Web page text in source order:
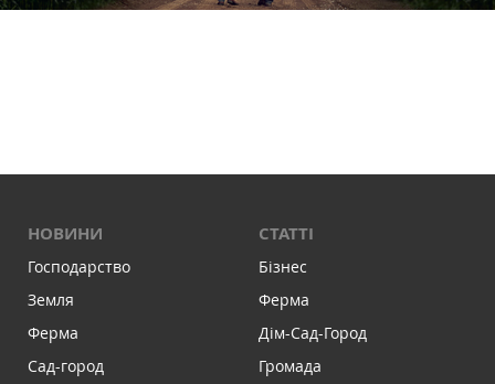
НОВИНИ
Господарство
Земля
Ферма
Сад-город
СТАТТІ
Бізнес
Ферма
Дім-Сад-Город
Громада